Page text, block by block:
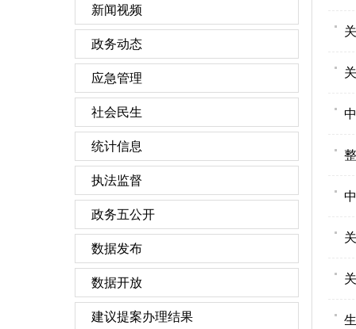
新闻视频
政务动态
应急管理
社会民生
统计信息
执法监督
政务五公开
数据发布
数据开放
建议提案办理结果